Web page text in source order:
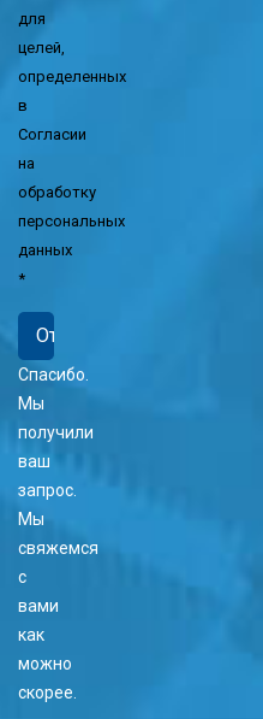
для
целей,
определенных
в
Согласии
на
обработку
персональных
данных
*
Спасибо.
Мы
получили
ваш
запрос.
Мы
свяжемся
с
вами
как
можно
скорее.